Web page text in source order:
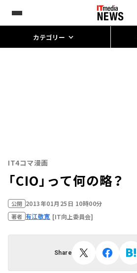
カテゴリー
IT4コマ漫画
「CIO」って何の略？
公開 2013年01月25日 10時00分
著者 有江敬寛 [IT向上委員会]
Share